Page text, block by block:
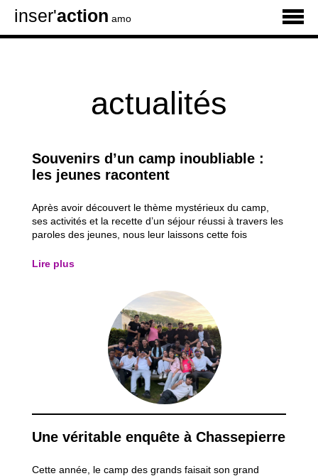
inser'action amo
actualités
Souvenirs d’un camp inoubliable :
les jeunes racontent
Après avoir découvert le thème mystérieux du camp,
ses activités et la recette d’un séjour réussi à travers les
paroles des jeunes, nous leur laissons cette fois
participants, découvrez les moments qui les ont le plus
Lire plus
Une véritable enquête à Chassepierre
Cette année, le camp des grands faisait son grand